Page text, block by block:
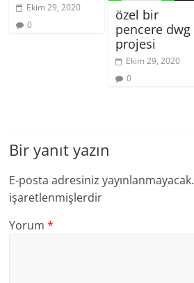
Ekim 29, 2020
0
özel bir
pencere dwg
projesi
Ekim 29, 2020
0
Bir yanıt yazın
E-posta adresiniz yayınlanmayacak.
işaretlenmişlerdir
Yorum*